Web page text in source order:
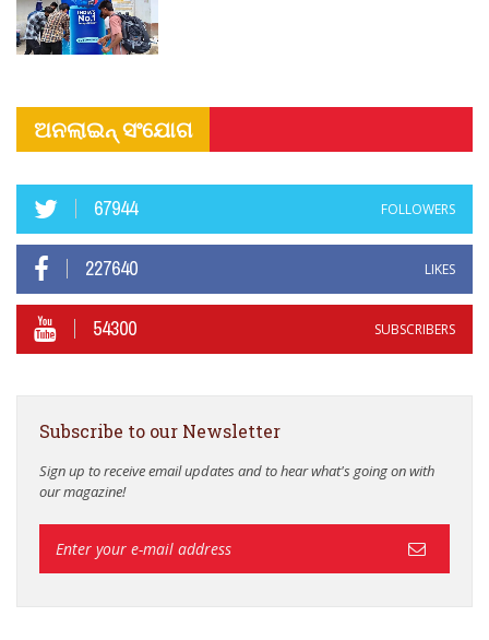
ଅନଲାଇନ୍ ସଂଯୋଗ
67944 FOLLOWERS
227640 LIKES
54300 SUBSCRIBERS
Subscribe to our Newsletter
Sign up to receive email updates and to hear what's going on with
our magazine!